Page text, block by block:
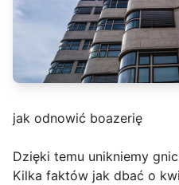
jak odnowić boazerię
Dzięki temu unikniemy
Kilka faktów jak dbać o